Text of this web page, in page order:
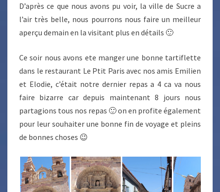
D’après ce que nous avons pu voir, la ville de Sucre a
l’air très belle, nous pourrons nous faire un meilleur
aperçu demain en la visitant plus en détails 🙂
Ce soir nous avons ete manger une bonne tartiflette
dans le restaurant Le Ptit Paris avec nos amis Emilien
et Elodie, c’était notre dernier repas a 4 ca va nous
faire bizarre car depuis maintenant 8 jours nous
partagions tous nos repas 🙂 on en profite également
pour leur souhaiter une bonne fin de voyage et pleins
de bonnes choses 😉